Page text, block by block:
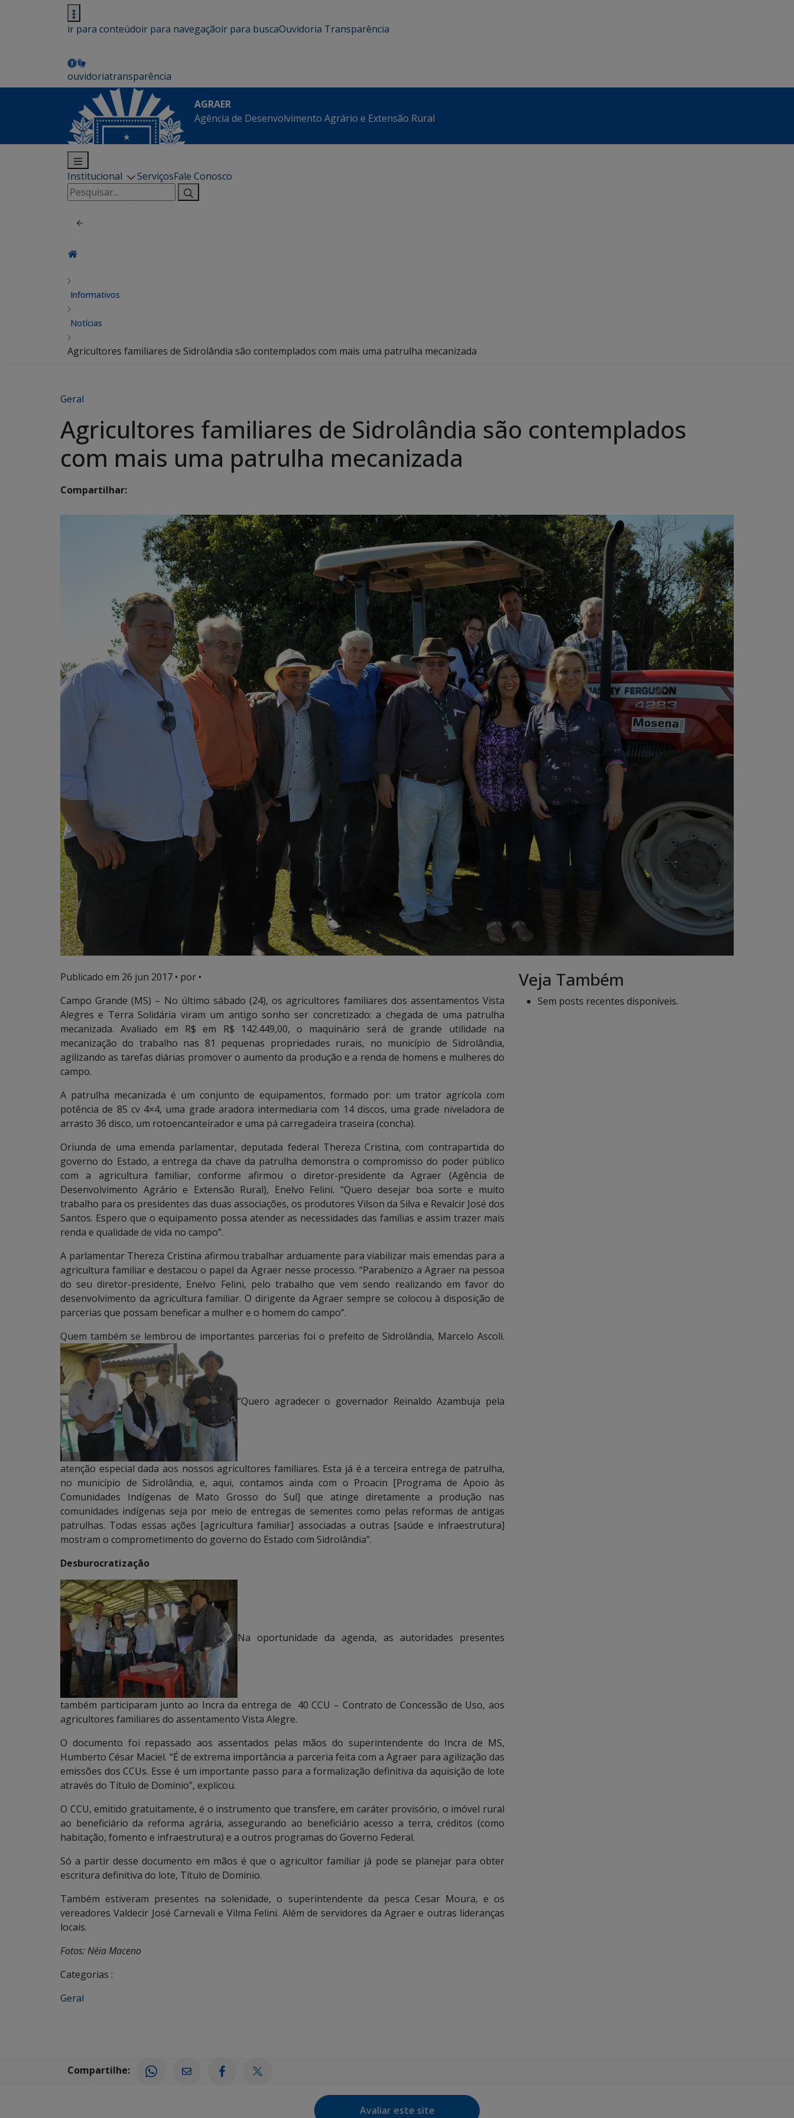
ir para conteúdoir para navegaçãoir para buscaOuvidoria Transparência
ouvidoriatransparência
AGRAER
Agência de Desenvolvimento Agrário e Extensão Rural
Institucional ServiçosFale Conosco
Pesquisar
por:
Informativos
Notícias
Agricultores familiares de Sidrolândia são contemplados com mais uma patrulha mecanizada
Geral
Agricultores familiares de Sidrolândia são contemplados
com mais uma patrulha mecanizada
Compartilhar:
Publicado em 26 jun 2017 • por •
Campo Grande (MS) – No último sábado (24), os agricultores familiares dos assentamentos Vista
Alegres e Terra Solidária viram um antigo sonho ser concretizado: a chegada de uma patrulha
mecanizada. Avaliado em R$ em R$ 142.449,00, o maquinário será de grande utilidade na
mecanização do trabalho nas 81 pequenas propriedades rurais, no município de Sidrolândia,
agilizando as tarefas diárias promover o aumento da produção e a renda de homens e mulheres do
campo.
A patrulha mecanizada é um conjunto de equipamentos, formado por: um trator agrícola com
potência de 85 cv 4×4, uma grade aradora intermediaria com 14 discos, uma grade niveladora de
arrasto 36 disco, um rotoencanteirador e uma pá carregadeira traseira (concha).
Oriunda de uma emenda parlamentar, deputada federal Thereza Cristina, com contrapartida do
governo do Estado, a entrega da chave da patrulha demonstra o compromisso do poder público
com a agricultura familiar, conforme afirmou o diretor-presidente da Agraer (Agência de
Desenvolvimento Agrário e Extensão Rural), Enelvo Felini. “Quero desejar boa sorte e muito
trabalho para os presidentes das duas associações, os produtores Vilson da Silva e Revalcir José dos
Santos. Espero que o equipamento possa atender as necessidades das famílias e assim trazer mais
renda e qualidade de vida no campo”.
A parlamentar Thereza Cristina afirmou trabalhar arduamente para viabilizar mais emendas para a
agricultura familiar e destacou o papel da Agraer nesse processo. “Parabenizo a Agraer na pessoa
do seu diretor-presidente, Enelvo Felini, pelo trabalho que vem sendo realizando em favor do
desenvolvimento da agricultura familiar. O dirigente da Agraer sempre se colocou à disposição de
parcerias que possam beneficar a mulher e o homem do campo”.
Quem também se lembrou de importantes parcerias foi o prefeito de Sidrolândia, Marcelo Ascoli.
“Quero agradecer o governador Reinaldo Azambuja pela
atenção especial dada aos nossos agricultores familiares. Esta já é a terceira entrega de patrulha,
no município de Sidrolândia, e, aqui, contamos ainda com o Proacin [Programa de Apoio às
Comunidades Indígenas de Mato Grosso do Sul] que atinge diretamente a produção nas
comunidades indígenas seja por meio de entregas de sementes como pelas reformas de antigas
patrulhas. Todas essas ações [agricultura familiar] associadas a outras [saúde e infraestrutura]
mostram o comprometimento do governo do Estado com Sidrolândia”.
Desburocratização
Na oportunidade da agenda, as autoridades presentes
também participaram junto ao Incra da entrega de 40 CCU – Contrato de Concessão de Uso, aos
agricultores familiares do assentamento Vista Alegre.
O documento foi repassado aos assentados pelas mãos do superintendente do Incra de MS,
Humberto César Maciel. “É de extrema importância a parceria feita com a Agraer para agilização das
emissões dos CCUs. Esse é um importante passo para a formalização definitiva da aquisição de lote
através do Título de Domínio”, explicou.
O CCU, emitido gratuitamente, é o instrumento que transfere, em caráter provisório, o imóvel rural
ao beneficiário da reforma agrária, assegurando ao beneficiário acesso a terra, créditos (como
habitação, fomento e infraestrutura) e a outros programas do Governo Federal.
Só a partir desse documento em mãos é que o agricultor familiar já pode se planejar para obter
escritura definitiva do lote, Título de Domínio.
Também estiveram presentes na solenidade, o superintendente da pesca Cesar Moura, e os
vereadores Valdecir José Carnevali e Vilma Felini. Além de servidores da Agraer e outras lideranças
locais.
Fotos: Néia Maceno
Categorias :
Geral
Veja Também
Sem posts recentes disponíveis.
Compartilhe:
Avaliar este site